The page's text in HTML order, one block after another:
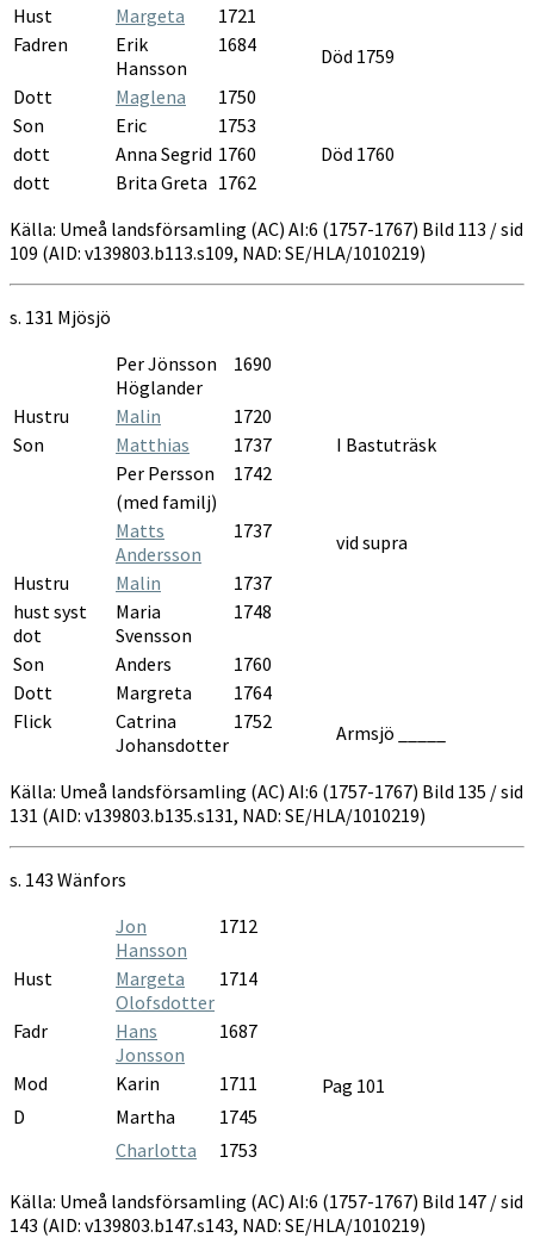
Hust Margeta
1721
Fadren
Erik
Hansson
1684
Död 1759
Dott
Maglena
1750
Son
Eric
1753
dott
Anna Segrid 1760
Död 1760
dott
Brita Greta 1762
Källa: Umeå landsförsamling (AC) AI:6 (1757-1767) Bild 113 / sid
109 (AID: v139803.b113.s109, NAD: SE/HLA/1010219)
s. 131 Mjösjö
Per Jönsson
Höglander
1690
Hustru Malin
1720
Son
Matthias 1737
I Bastuträsk
Per Persson
1742
(med familj)
Matts
Andersson
1737
vid supra
Hustru
Malin
1737
hust syst
dot
Maria
Svensson
1748
Son Anders
1760
Dott
Margreta
1764
Flick
Catrina
Johansdotter
1752 Armsjö _____
Källa: Umeå landsförsamling (AC) AI:6 (1757-1767) Bild 135 / sid
131 (AID: v139803.b135.s131, NAD: SE/HLA/1010219)
s. 143 Wänfors
Jon
Hansson
1712
Hust
Margeta
Olofsdotter
1714
Fadr
Hans
Jonsson
1687
Mod Karin 1711
Pag 101
D
Martha
1745
Charlotta
1753
Källa: Umeå landsförsamling (AC) AI:6 (1757-1767) Bild 147 / sid
143 (AID: v139803.b147.s143, NAD: SE/HLA/1010219)